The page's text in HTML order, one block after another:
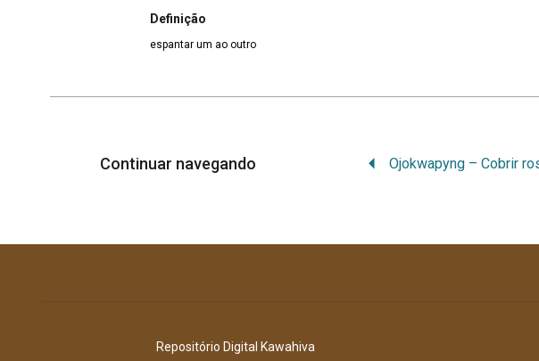
Definição
espantar um ao outro
Continuar navegando
Repositório Digital Kawahiva